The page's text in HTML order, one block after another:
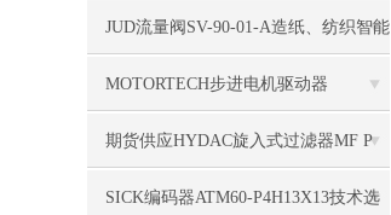
50/205-5-D-D1-PV-E-E1-3818
JUD流量阀SV-90-01-A造纸、纺织智能
推荐
MOTORTECH步进电机驱动器
VARISTEP3技术详情
期货供应HYDAC旋入式过滤器MF P
80 AUC 10 A 0.0
SICK编码器ATM60-P4H13X13技术选